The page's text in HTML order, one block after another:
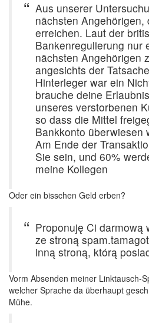
Aus unserer
nächsten Angehörigen,
erreichen. Laut der
Bankenregulierung nur
nächsten Angehörigen
angesichts der
Hinterleger war ein
brauche deine
unseres verstorbenen
so dass die Mittel
Bankkonto überwiesen
Am Ende der
Sie sein, und 60%
meine Kollegen
Oder ein bisschen Geld erben?
Proponuję Ci darmową
ze stroną
inną stroną, którą
Vorm Absenden meiner Linktausch-
welcher Sprache da überhaupt
Mühe.